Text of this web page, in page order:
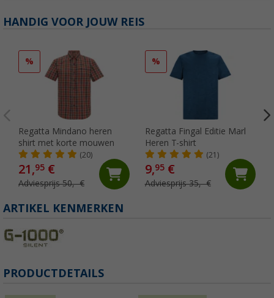
HANDIG VOOR JOUW REIS
%
Regatta Mindano heren
shirt met korte mouwen
(20)
21,95 €
Adviesprijs 50,- €
%
Regatta Fingal Editie Marl
Heren T-shirt
(21)
9,95€
Adviesprijs 35,- €
ARTIKEL KENMERKEN
PRODUCTDETAILS